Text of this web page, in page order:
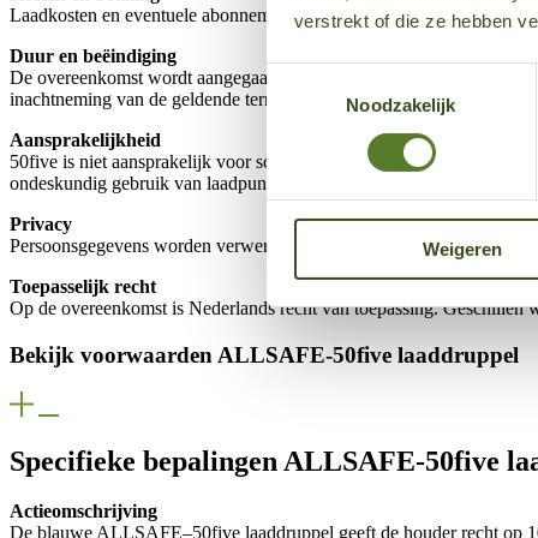
verstrekt of die ze hebben
Toestemmingsselectie
Noodzakelijk
Weigeren
Laadkosten en eventuele abonnementskosten worden maandelijks
Duur en beëindiging
De overeenkomst wordt aangegaan bij activatie van de laaddruppel
inachtneming van de geldende termijnen.
Aansprakelijkheid
50five is niet aansprakelijk voor schade als gevolg van storingen in
ondeskundig gebruik van laadpunten of de laaddruppel.
Privacy
Persoonsgegevens worden verwerkt conform de privacyverklaring
Toepasselijk recht
Op de overeenkomst is Nederlands recht van toepassing.
Bekijk voorwaarden ALLSAFE-50five laaddruppel
Specifieke bepalingen ALLSAFE-50five
Actieomschrijving
De blauwe ALLSAFE–50five laaddruppel geeft de houder recht op